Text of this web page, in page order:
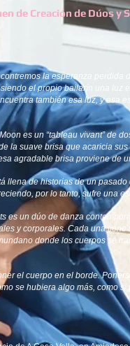
de Creación de Dúos y
la esperanza perdida
el propio bailarín una luz
también esa luz, y esa
es un “tableau vivant” de
la suave brisa que acaricia
agradable brisa proviene de
llena de historias de un
por lo tanto, sufre una
es un dúo de danza
y corporales. Cada una
donde los cuerpos se
el cuerpo en el borde.
se hubiera algo más, como